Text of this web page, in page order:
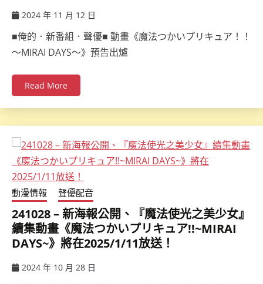
2024 年 11 月 12 日
■俺的．新番組．聲優■ 動畫《魔法つかいプリキュア！！
～MIRAI DAYS～》預告出爐
Read More
動漫情報 聲優配音
241028 – 新海報公開、『魔法使光之美少女』
續集動畫《魔法つかいプリキュア!!~MIRAI
DAYS~》將在2025/1/11放送！
2024 年 10 月 28 日